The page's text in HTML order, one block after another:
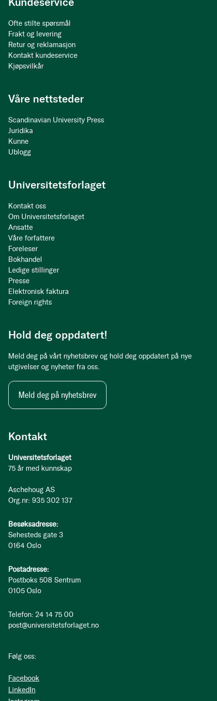
Kontakt
Universitetsforlaget
75 år med kunnskap
Aschehoug AS
Org.nr: 935 302 137
Besøksadresse:
Sehesteds gate 3
0164 Oslo
Postadresse:
Postboks 508 Sentrum
0105 Oslo
Telefon: 24 14 75 00
post@universitetsforlaget.no
Følg oss:
Facebook
LinkedIn
Ofte stilte spørsmål
Frakt og levering
Retur og reklamasjon
Kontakt kundeservice
Kjøpsvilkår
Våre nettsteder
Scandinavian University Press
Juridika
Kunne
Ublogg
Universitetsforlaget
Kontakt oss
Om Universitetsforlaget
Ansatte
Våre forfattere
Foreleser
Bokhandel
Ledige stillinger
Presse
Elektronisk faktura
Foreign rights
Hold deg oppdatert!
Meld deg på vårt nyhetsbrev og hold deg oppdatert på nye
utgivelser og nyheter fra oss.
Meld deg på nyhetsbrev